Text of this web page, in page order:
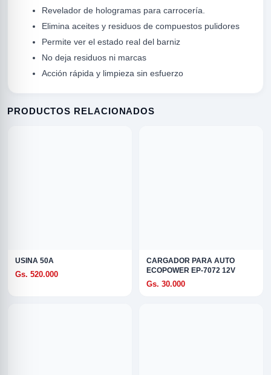
Revelador de hologramas para carrocería.
Elimina aceites y residuos de compuestos pulidores
Permite ver el estado real del barniz
No deja residuos ni marcas
Acción rápida y limpieza sin esfuerzo
PRODUCTOS RELACIONADOS
USINA 50A
Gs. 520.000
CARGADOR PARA AUTO
ECOPOWER EP-7072 12V
Gs. 30.000